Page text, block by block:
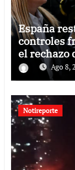
España
controles
el rechazo
Ago 8,
Notireporte